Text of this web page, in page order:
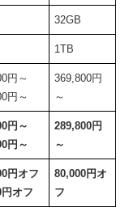
32GB
1TB
円～
円～
369,800円
～
円～
円～
289,800円
～
円オフ
オフ
80,000円オ
フ